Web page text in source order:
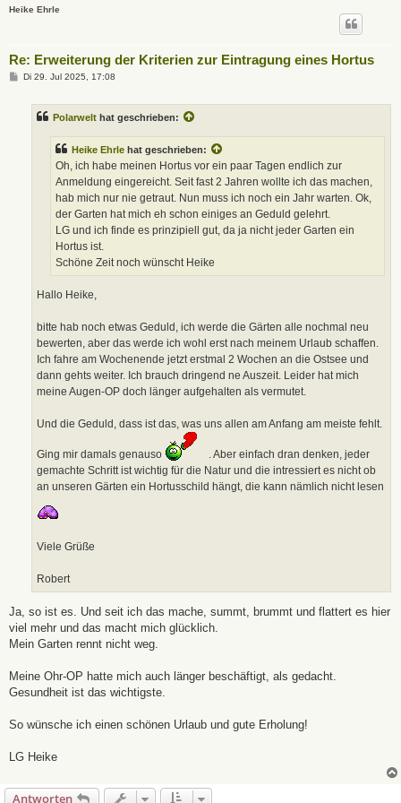
Heike Ehrle
Re: Erweiterung der Kriterien zur Eintragung eines Hortus
BDi 29. Jul 2025, 17:08
Polarwelt hat geschrieben:
Heike Ehrle hat geschrieben:
Oh, ich habe meinen Hortus vor ein paar Tagen endlich zur
Anmeldung eingereicht. Seit fast 2 Jahren wollte ich das machen,
hab mich nur nie getraut. Nun muss ich noch ein Jahr warten. Ok,
der Garten hat mich eh schon einiges an Geduld gelehrt.
LG und ich finde es prinzipiell gut, da ja nicht jeder Garten ein
Hortus ist.
Schöne Zeit noch wünscht Heike
Hallo Heike,
bitte hab noch etwas Geduld, ich werde die Gärten alle nochmal neu
bewerten, aber das werde ich wohl erst nach meinem Urlaub schaffen.
Ich fahre am Wochenende jetzt erstmal 2 Wochen an die Ostsee und
dann gehts weiter. Ich brauch dringend ne Auszeit. Leider hat mich
meine Augen-OP doch länger aufgehalten als vermutet.
Und die Geduld, dass ist das, was uns allen am Anfang am meiste fehlt.
Ging mir damals genauso
. Aber einfach dran denken, jeder
gemachte Schritt ist wichtig für die Natur und die intressiert es nicht ob
an unseren Gärten ein Hortusschild hängt, die kann nämlich nicht lesen
Viele Grüße
Robert
Ja, so ist es. Und seit ich das mache, summt, brummt und flattert es hier
viel mehr und das macht mich glücklich.
Mein Garten rennt nicht weg.
Meine Ohr-OP hatte mich auch länger beschäftigt, als gedacht.
Gesundheit ist das wichtigste.
So wünsche ich einen schönen Urlaub und gute Erholung!
LG Heike
Antworten